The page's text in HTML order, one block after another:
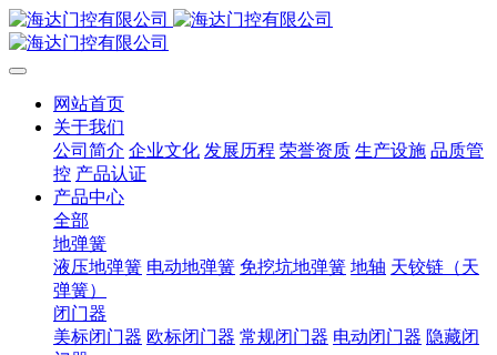
网站首页
关于我们
公司简介 企业文化 发展历程 荣誉资质 生产设施 品质管
控 产品认证
产品中心
全部
地弹簧
液压地弹簧 电动地弹簧 免挖坑地弹簧 地轴 天铰链（天
弹簧）
闭门器
美标闭门器 欧标闭门器 常规闭门器 电动闭门器 隐藏闭